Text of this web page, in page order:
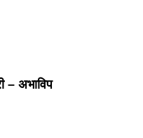
– अभाविप